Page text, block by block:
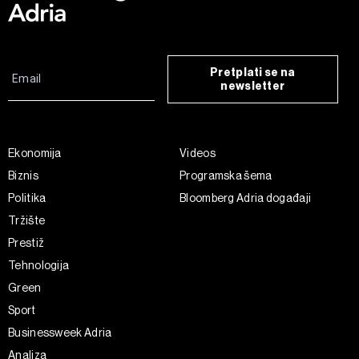
Pretplati se na
newsletter
Ekonomija
Biznis
Politika
Tržište
Prestiž
Tehnologija
Green
Sport
Businessweek Adria
Analiza
Videos
Programska šema
Bloomberg Adria događaji